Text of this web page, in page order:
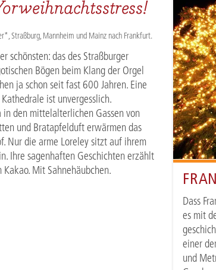
Straßburg, Mannheim und Mainz nach Frankfurt.
schönsten: das des Straßburger
Bögen beim Klang der Orgel
ja schon seit fast 600 Jahren. Eine
ist unvergesslich.
den mittelalterlichen Gassen von
und Bratapfelduft erwärmen das
Nur die arme Loreley sitzt auf ihrem
Ihre sagenhaften Geschichten erzählt
Mit Sahnehäubchen.
Dass
es mit
einer
und